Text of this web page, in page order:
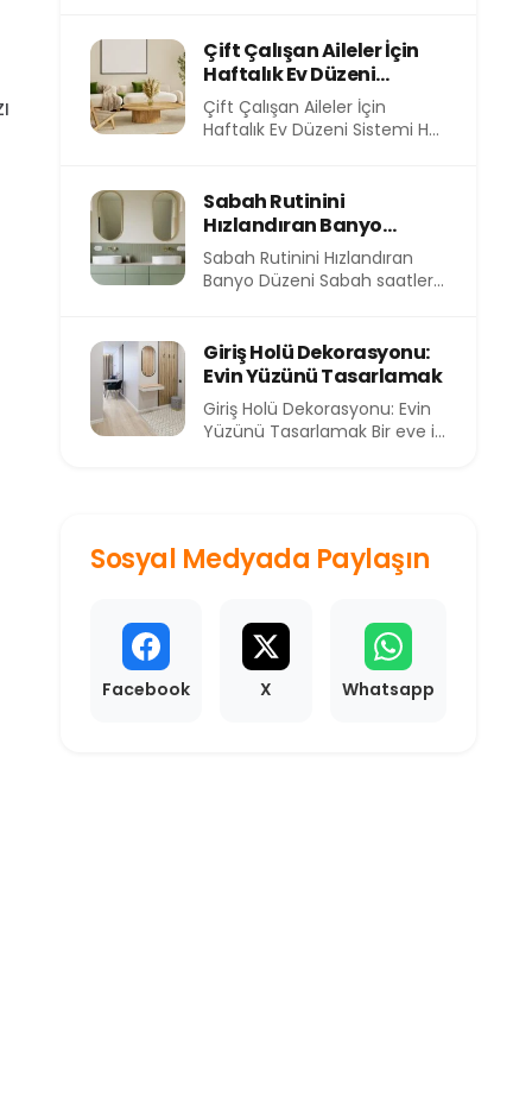
evimizin içindeki atmosfer
de...
Çift Çalışan Aileler İçin
Haftalık Ev Düzeni
Sistemi
Çift Çalışan Aileler İçin
Haftalık Ev Düzeni Sistemi Her
Sabah Rutinini
Hızlandıran Banyo
Düzeni
Sabah Rutinini Hızlandıran
Banyo Düzeni Sabah saatleri,
Giriş Holü Dekorasyonu:
Evin Yüzünü Tasarlamak
Giriş Holü Dekorasyonu: Evin
Yüzünü Tasarlamak Bir eve ilk
Sosyal Medyada Paylaşın
Facebook X Whatsapp